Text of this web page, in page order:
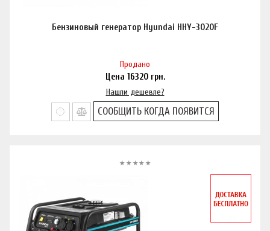
Бензиновый генератор Hyundai HHY-3020F
Продано
Цена 16320грн.
Нашли дешевле?
СООБЩИТЬ КОГДА ПОЯВИТСЯ